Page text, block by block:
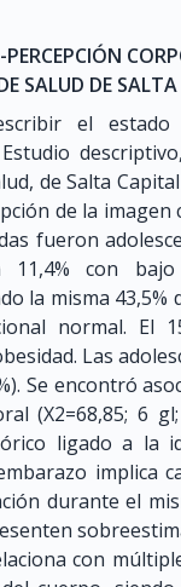
SALUD DE
el
de Salta
de la imagen
fueron
11,4% con
la misma
normal. El
Las
Se encontró
(X2=68,85; 6
ligado a la
implica
durante el
con